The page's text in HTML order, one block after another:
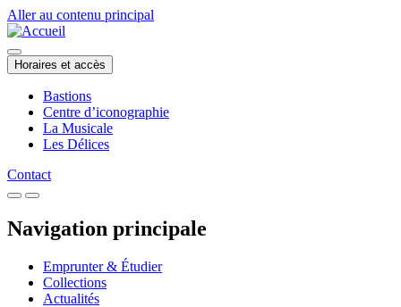
Aller au contenu principal
Horaires et accès
Bastions
Centre d’iconographie
La Musicale
Les Délices
Contact
Navigation principale
Emprunter & Étudier
Collections
Actualités